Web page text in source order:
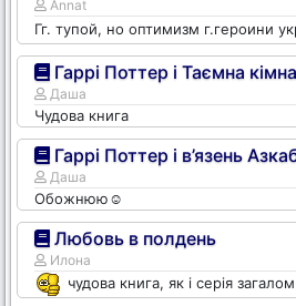
Annat
Гг. тупой, но оптимизм г.героини
Гаррі Поттер і Таємна
Даша
Чудова книга
Гаррі Поттер і в’язень
Даша
Обожнюю☺️
Любовь в полдень
Илона
чудова книга, як і серія загалом